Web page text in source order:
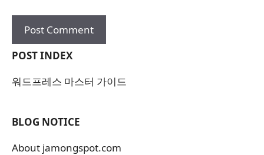
POST INDEX
워드프레스 마스터 가이드
BLOG NOTICE
About jamongspot.com